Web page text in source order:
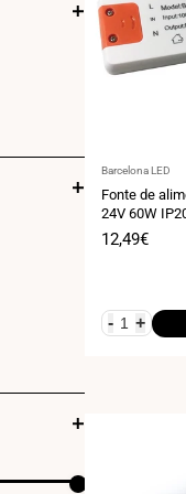
Fornecedor:
Barcelona LED
Fonte de
24V 60W
Preço
12,49€
- +